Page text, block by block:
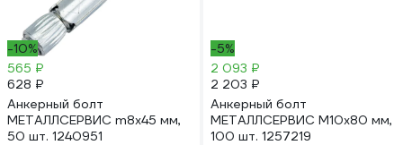
-10%
565 ₽
628 ₽
Анкерный болт
МЕТАЛЛСЕРВИС m8x45 мм,
50 шт. 1240951
-5%
2 093 ₽
2 203 ₽
Анкерный болт
МЕТАЛЛСЕРВИС М10x80 мм,
100 шт. 1257219